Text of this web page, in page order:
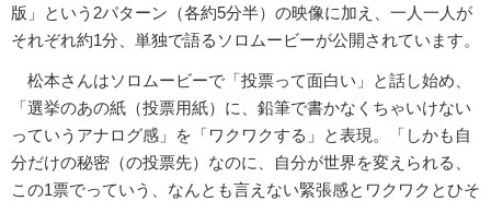
版」という2パターン（各約5分半）の映像に加え、一人一人が
それぞれ約1分、単独で語るソロムービーが公開されています。
松本さんはソロムービーで「投票って面白い」と話し始め、
「選挙のあの紙（投票用紙）に、鉛筆で書かなくちゃいけない
っていうアナログ感」を「ワクワクする」と表現。「しかも自
分だけの秘密（の投票先）なのに、自分が世界を変えられる、
この1票でっていう、なんとも言えない緊張感とワクワクとひそ